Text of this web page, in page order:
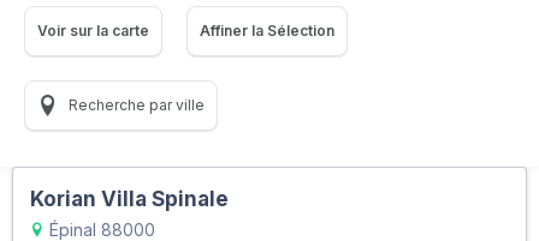
Voir sur la carte Affiner la Sélection
Recherche par ville
Korian Villa Spinale
Épinal 88000